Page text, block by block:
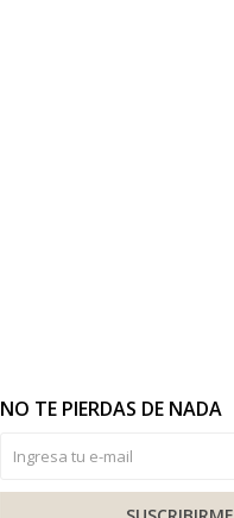
NO TE PIERDAS DE NADA